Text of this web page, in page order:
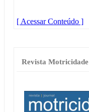
[ Acessar Conteúdo ]
Revista Motricidade